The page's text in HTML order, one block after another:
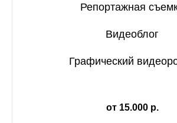
Репортажная
Видеоблог
Графический
от 15.000 р.